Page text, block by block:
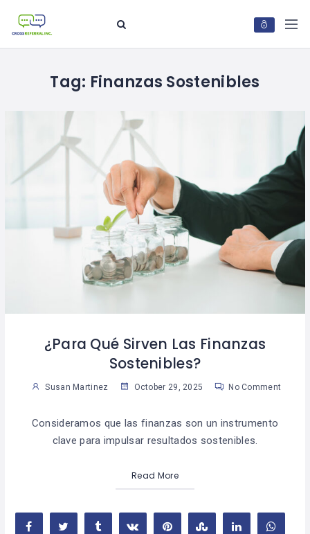
Tag: Finanzas Sostenibles
¿Para Qué Sirven Las Finanzas
Sostenibles?
Susan Martinez October 29, 2025 No Comment
Consideramos que las finanzas son un instrumento
clave para impulsar resultados sostenibles.
Read More